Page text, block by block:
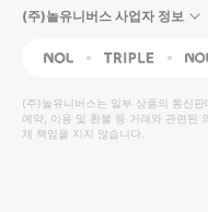
높
은
순
동
영
상
(주)놀유니버스 사업자 정보
NOL Triple
(주)놀유니버스는 일부 상품의 통신
예약, 이용 및 환불 등 거래와 관련된
체 책임을 지지 않습니다.